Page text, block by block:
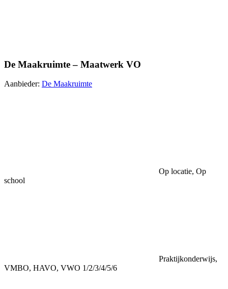
De Maakruimte – Maatwerk VO
Aanbieder: De Maakruimte
Op locatie, Op
school
Praktijkonderwijs,
VMBO, HAVO, VWO 1/2/3/4/5/6